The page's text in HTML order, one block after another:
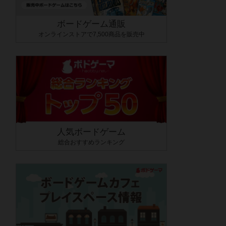
ボードゲーム通販
オンラインストアで7,500商品を販売中
人気ボードゲーム
総合おすすめランキング